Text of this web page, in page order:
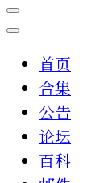
首页
合集
公告
论坛
百科